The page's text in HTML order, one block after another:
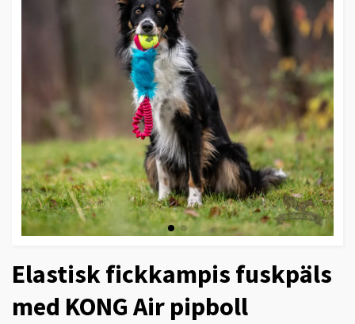
Elastisk fickkampis fuskpäls
med KONG Air pipboll